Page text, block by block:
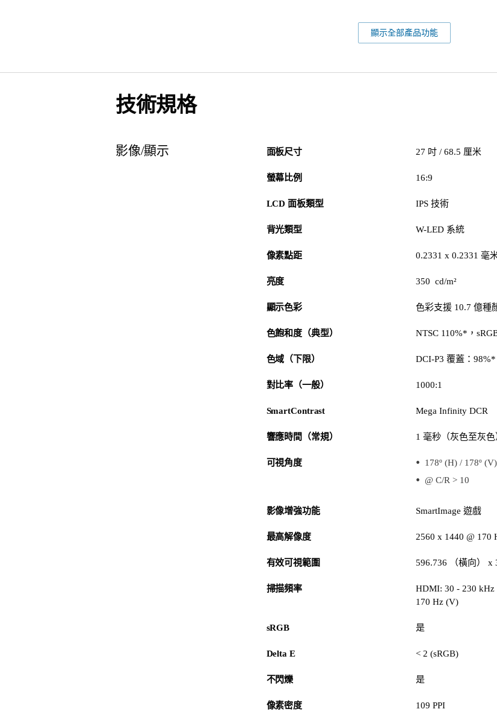
顯示全部產品功能
技術規格
影像/顯示 面板尺寸 27 吋 / 68.5 厘米
螢幕比例 16:9
LCD 面板類型 IPS 技術
背光類型 W-LED 系統
像素點距 0.2331 x 0.2331 毫
亮度 350 cd/m²
顯示色彩 色彩支援 10.7 億種
色飽和度（典型） NTSC 110%*，
色域（下限） DCI-P3 覆蓋：98%*
對比率（一般） 1000:1
SmartContrast Mega Infinity DCR
響應時間（常規） 1 毫秒（灰色至灰
可視角度
178º (H) / 178º (V)
@ C/R > 10
影像增強功能 SmartImage 遊戲
最高解像度 2560 x 1440 @ 170
有效可視範圍 596.736 （橫向） x
掃描頻率
HDMI: 30 - 230 kHz
170 Hz (V)
sRGB 是
Delta E < 2 (sRGB)
不閃爍 是
像素密度 109 PPI